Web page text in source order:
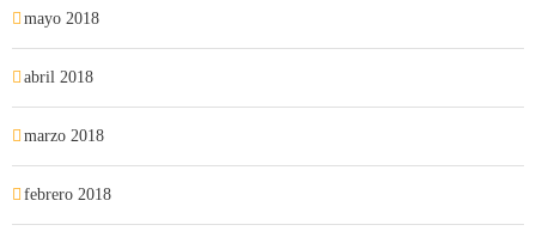
mayo 2018
abril 2018
marzo 2018
febrero 2018